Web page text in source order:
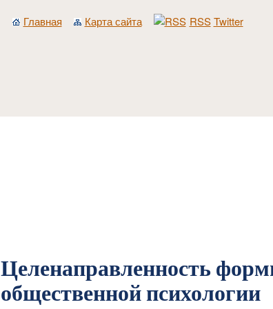
Главная Карта сайта RSS Twitter
Целенаправленность
общественной психологии